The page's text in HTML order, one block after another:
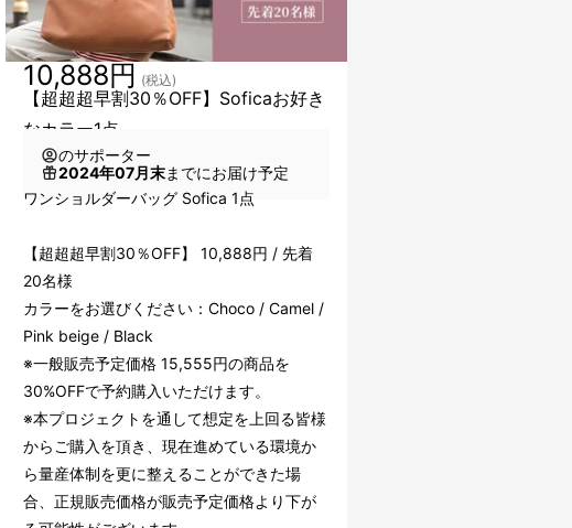
【超超超早割30％OFF】Soficaお好き
なカラー1点
10,888円 (税込)
のサポーター
2024年07月末までにお届け予定
ワンショルダーバッグ Sofica 1点
【超超超早割30％OFF】 10,888円 / 先着
20名様
カラーをお選びください：Choco / Camel /
Pink beige / Black
※一般販売予定価格 15,555円の商品を
30%OFFで予約購入いただけます。
※本プロジェクトを通して想定を上回る皆様
からご購入を頂き、現在進めている環境か
ら量産体制を更に整えることができた場
合、正規販売価格が販売予定価格より下が